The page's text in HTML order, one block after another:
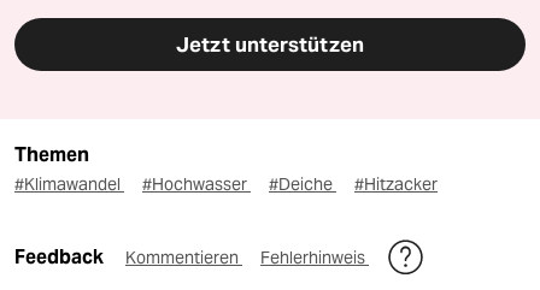
Jetzt unterstützen
Themen
#Klimawandel #Hochwasser #Deiche #Hitzacker
Feedback Kommentieren Fehlerhinweis